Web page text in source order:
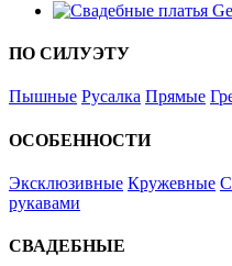
ПО СИЛУЭТУ
Пышные Русалка Прямые
ОСОБЕННОСТИ
Эксклюзивные Кружевные
рукавами
СВАДЕБНЫЕ